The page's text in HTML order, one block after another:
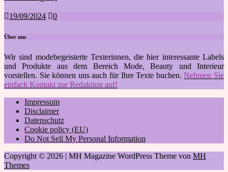
19/09/2024 0
Über uns
Wir sind modebegeisterte Texterinnen, die hier interessante Labels
und Produkte aus dem Bereich Mode, Beauty und Interieur
vorstellen. Sie können uns auch für Ihre Texte buchen. Nehmen Sie
einfach Kontakt zur Redaktion auf!
Impressum
Disclaimer
Datenschutz
Cookie policy (EU)
Do Not Sell My Personal Information
Copyright © 2026 | MH Magazine WordPress Theme von MH
Themes